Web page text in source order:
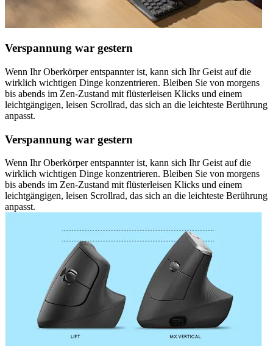
Verspannung war gestern
Wenn Ihr Oberkörper entspannter ist, kann sich Ihr Geist auf die
wirklich wichtigen Dinge konzentrieren. Bleiben Sie von morgens
bis abends im Zen-Zustand mit flüsterleisen Klicks und einem
leichtgängigen, leisen Scrollrad, das sich an die leichteste Berührung
anpasst.
Verspannung war gestern
Wenn Ihr Oberkörper entspannter ist, kann sich Ihr Geist auf die
wirklich wichtigen Dinge konzentrieren. Bleiben Sie von morgens
bis abends im Zen-Zustand mit flüsterleisen Klicks und einem
leichtgängigen, leisen Scrollrad, das sich an die leichteste Berührung
anpasst.